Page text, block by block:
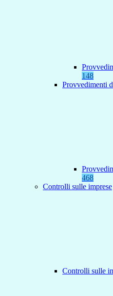
148
Provvedimenti
468
Controlli sulle imprese
Controlli sulle